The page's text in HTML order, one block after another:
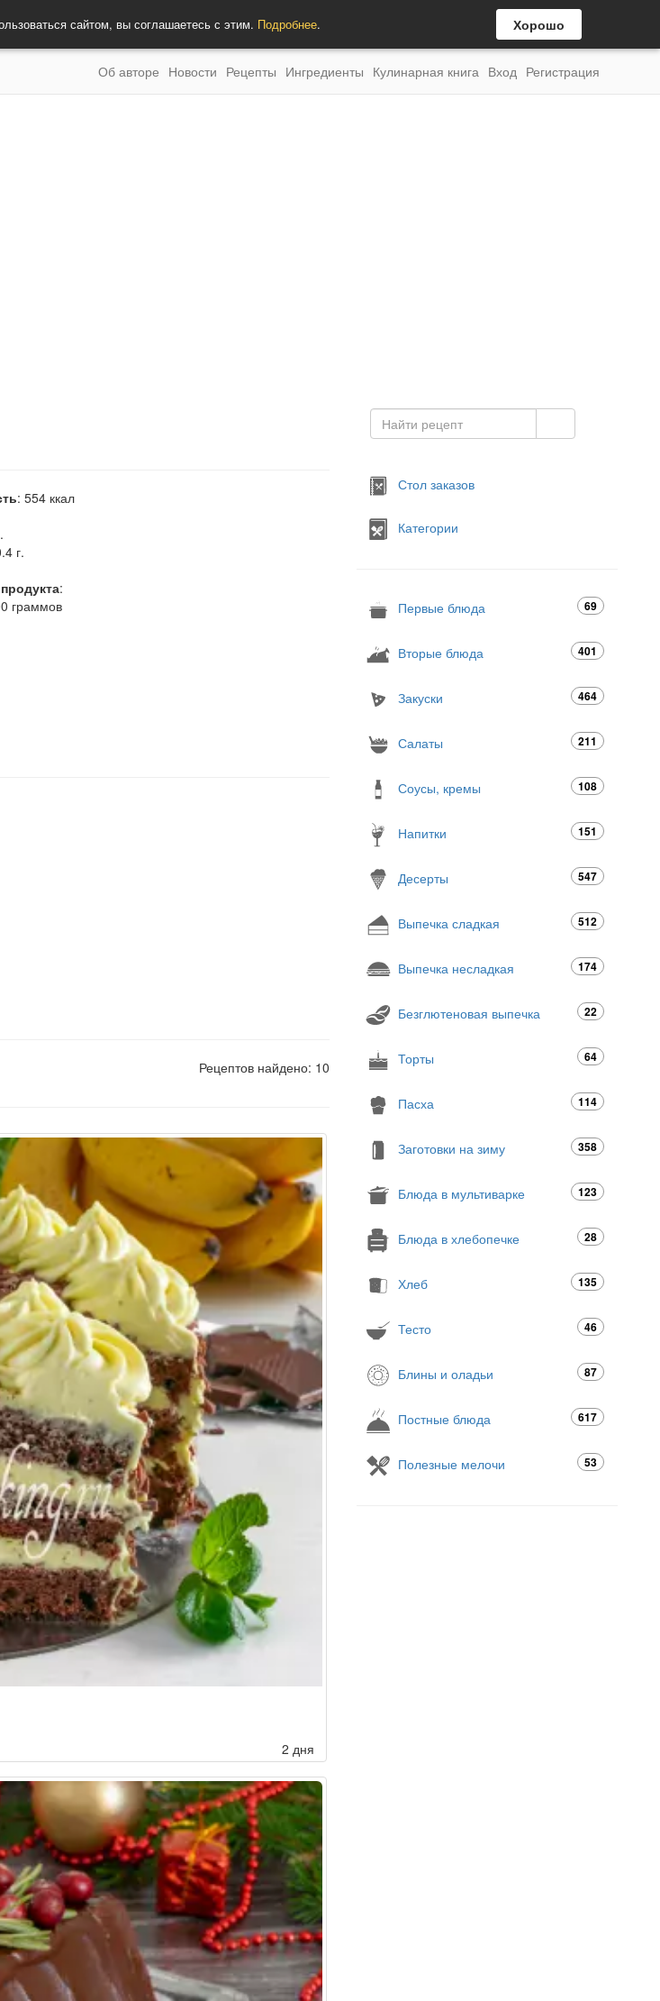
сайтом, вы соглашаетесь с этим. Подробнее. Хорошо
Об авторе Новости Рецепты Ингредиенты Кулинарная книга Вход Регистрация
: 554 ккал
г.
:
граммов
Рецептов найдено: 10
2 дня
Стол заказов
Категории
Первые блюда 69
Вторые блюда 401
Закуски 464
Салаты 211
Соусы, кремы 108
Напитки 151
Десерты 547
Выпечка сладкая 512
Выпечка несладкая 174
Безглютеновая выпечка 22
Торты 64
Пасха 114
Заготовки на зиму 358
Блюда в мультиварке 123
Блюда в хлебопечке 28
Хлеб 135
Тесто 46
Блины и оладьи 87
Постные блюда 617
Полезные мелочи 53